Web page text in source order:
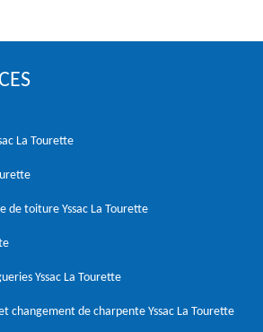
La Tourette
de toiture Yssac La Tourette
Yssac La Tourette
changement de charpente Yssac La Tourette